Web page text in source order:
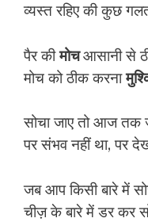
व्यस्त रहिए की कुछ
पैर कीमोचआसानी से
मोच को ठीक करना
सोचा जाए तो आज
पर संभव नहीं था, पर
जब आप किसी बारे में
चीज़ के बारे में डर कर